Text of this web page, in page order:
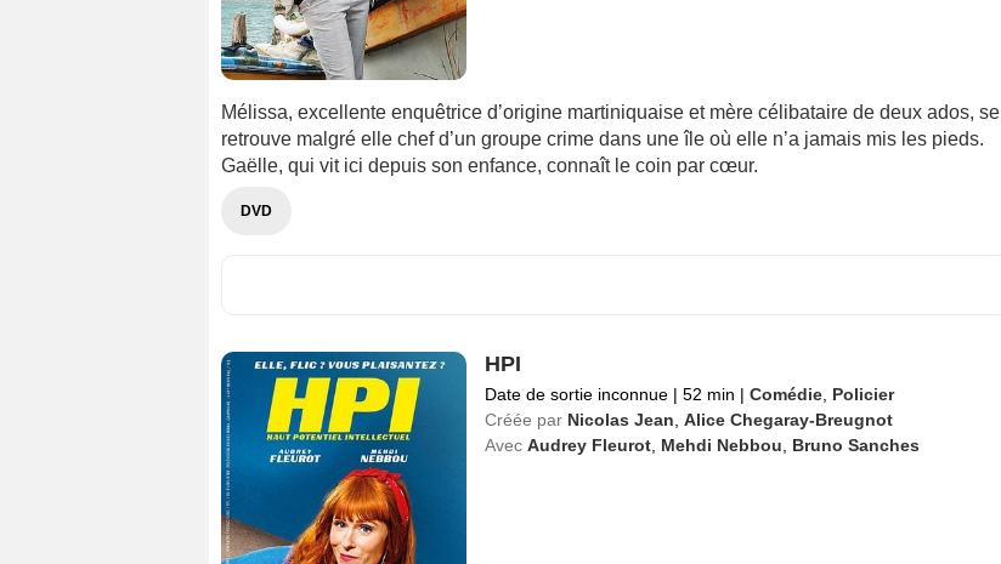
Mélissa, excellente enquêtrice d’origine martiniquaise et mère célibataire de deux ados, se
retrouve malgré elle chef d’un groupe crime dans une île où elle n’a jamais mis les pieds.
Gaëlle, qui vit ici depuis son enfance, connaît le coin par cœur.
DVD
HPI
Date de sortie inconnue | 52 min | Comédie, Policier
Créée par Nicolas Jean Alice Chegaray-Breugnot
Avec Audrey Fleurot, Mehdi Nebbou Bruno Sanches